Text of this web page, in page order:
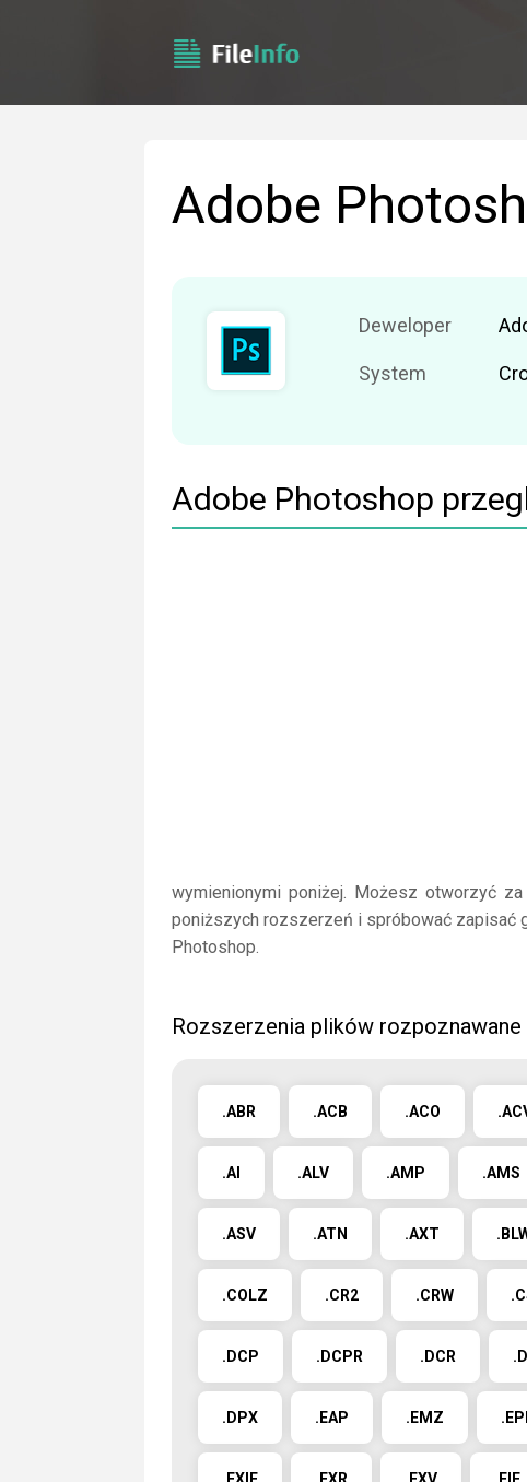
Adobe
Deweloper
System
Adobe Photoshop
wymienionymi poniżej. Możesz otworzyć
poniższych rozszerzeń i spróbować zapisać
Photoshop.
Rozszerzenia plików
.ABR .ACB .ACO
.AI .ALV .AMP .AMS
.ASV .ATN .AXT
.COLZ .CR2 .CRW
.DCP .DCPR .DCR
.DPX .EAP .EMZ